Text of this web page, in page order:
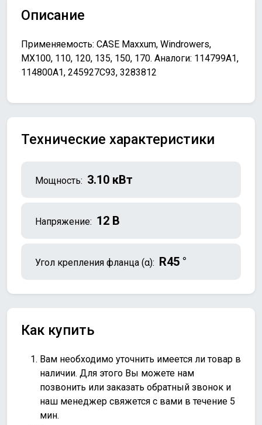
Описание
Применяемость: CASE Maxxum, Windrowers,
MX100, 110, 120, 135, 150, 170. Аналоги: 114799A1,
114800A1, 245927C93, 3283812
Технические характеристики
Мощность: 3.10 кВт
Напряжение: 12 В
Угол крепления фланца (α): R45 °
Как купить
Вам необходимо уточнить имеется ли товар в
наличии. Для этого Вы можете нам
позвонить или заказать обратный звонок и
наш менеджер свяжется с вами в течение 5
мин.